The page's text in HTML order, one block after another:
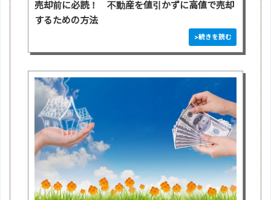
売却前に必読！ 不動産を値引かずに高値で売却
するための方法